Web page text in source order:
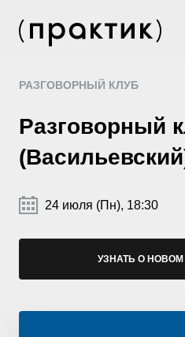
РАЗГОВОРНЫЙ КЛУБ
Разговорный
24 июля (Пн), 18:30
УЗНАТЬ О